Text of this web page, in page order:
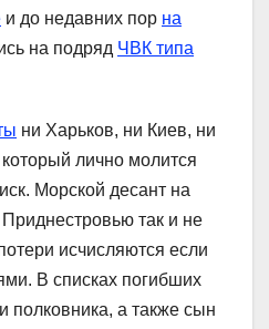
и до недавних пор на
на подряд ЧВК типа
ни Харьков, ни Киев, ни
лично молится
Морской десант на
так и не
исчисляются если
В списках погибших
полковника, а также сын